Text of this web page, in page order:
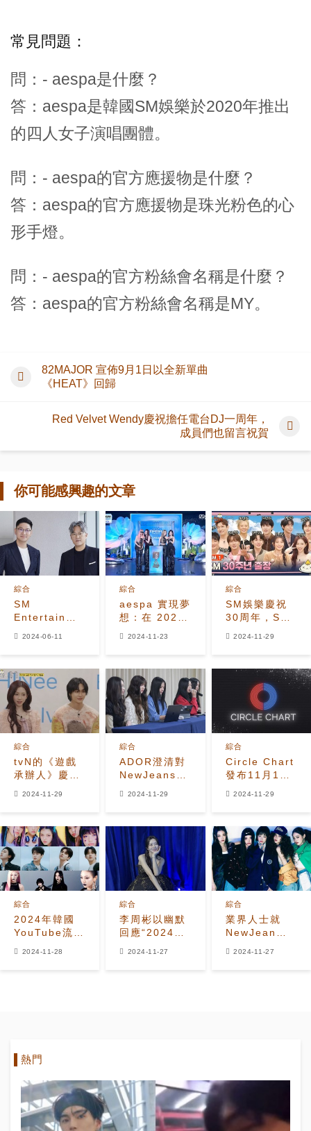
常見問題：
問：- aespa是什麼？
答：aespa是韓國SM娛樂於2020年推出
的四人女子演唱團體。
問：- aespa的官方應援物是什麼？
答：aespa的官方應援物是珠光粉色的心
形手燈。
問：- aespa的官方粉絲會名稱是什麼？
答：aespa的官方粉絲會名稱是MY。
82MAJOR 宣佈9月1日以全新單曲
《HEAT》回歸
Red Velvet Wendy慶祝擔任電台DJ一周年，
成員們也留言祝賀
你可能感興趣的文章
SM
Entertainment
《Billboard》
列入「2024
年獨立音樂影
響力人物」名
單
綜合
2024-06-11
aespa 實現夢
想：在 2024
獎
綜合
2024-11-23
SM娛樂慶祝
30周年，SM
綜合
2024-11-29
tvN的《遊戲
承辦人》慶祝
綜合
2024-11-29
ADOR澄清對
NewJeans法
綜合
2024-11-29
Circle Chart
發布11月17
綜合
2024-11-29
2024年韓國
YouTube流媒
體播放量最高
綜合
2024-11-28
李周彬以幽默
回應“2024
MAMA頒獎典
綜合
2024-11-27
業界人士就
NewJean與
ADOR合同終
綜合
2024-11-27
熱門